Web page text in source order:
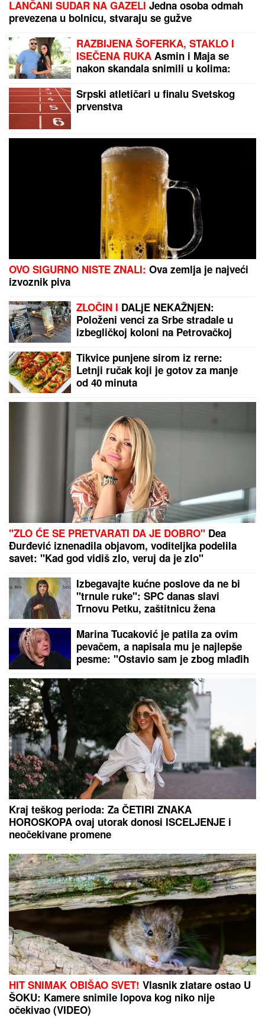
LANČANI SUDAR NA GAZELI Jedna osoba odmah
prevezena u bolnicu, stvaraju se gužve
RAZBIJENA ŠOFERKA, STAKLO I
ISEČENA RUKA Asmin i Maja se
nakon skandala snimili u kolima:
Srpski atletičari u finalu Svetskog
prvenstva
OVO SIGURNO NISTE ZNALI: Ova zemlja je najveći
izvoznik piva
ZLOČIN I DALjE NEKAŽNjEN:
Položeni venci za Srbe stradale u
izbegličkoj koloni na Petrovačkoj
Tikvice punjene sirom iz rerne:
Letnji ručak koji je gotov za manje
od 40 minuta
"ZLO ĆE SE PRETVARATI DA JE DOBRO" Dea
Đurđević iznenadila objavom, voditeljka podelila
savet: "Kad god vidiš zlo, veruj da je zlo"
Izbegavajte kućne poslove da ne bi
"trnule ruke": SPC danas slavi
Trnovu Petku, zaštitnicu žena
Marina Tucaković je patila za ovim
pevačem, a napisala mu je najlepše
pesme: "Ostavio sam je zbog mlađih
Kraj teškog perioda: Za ČETIRI ZNAKA
HOROSKOPA ovaj utorak donosi ISCELJENJE i
neočekivane promene
HIT SNIMAK OBIŠAO SVET! Vlasnik zlatare ostao U
ŠOKU: Kamere snimile lopova kog niko nije
očekivao (VIDEO)